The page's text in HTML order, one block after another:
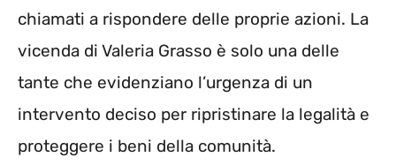
chiamati a rispondere delle proprie azioni. La
vicenda di Valeria Grasso è solo una delle
tante che evidenziano l’urgenza di un
intervento deciso per ripristinare la legalità e
proteggere i beni della comunità.